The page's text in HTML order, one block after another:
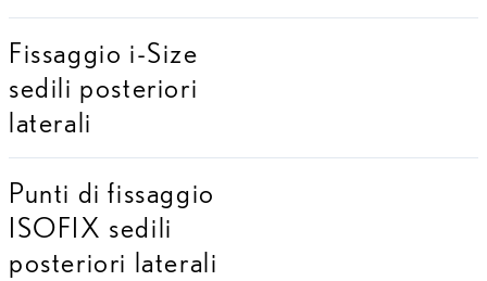
Fissaggio i-Size
sedili posteriori
laterali
Punti di fissaggio
ISOFIX sedili
posteriori laterali